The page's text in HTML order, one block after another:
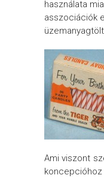
használata
asszociációk
Ami viszont